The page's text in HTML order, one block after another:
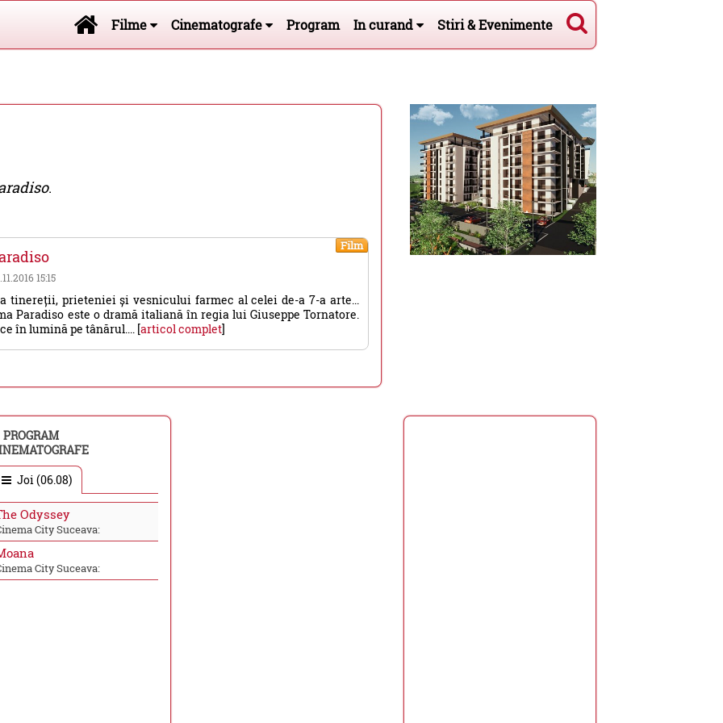
Filme Cinematografe Program In curand Stiri & Evenimente
.
Film
15:15
tinereții, prieteniei și vesnicului farmec al celei de-a 7-a arte...
Paradiso este o dramă italiană în regia lui Giuseppe Tornatore.
în lumină pe tânărul.... [articol complet]
PROGRAM
Joi (06.08)
Odyssey
City Suceava:
City Suceava: